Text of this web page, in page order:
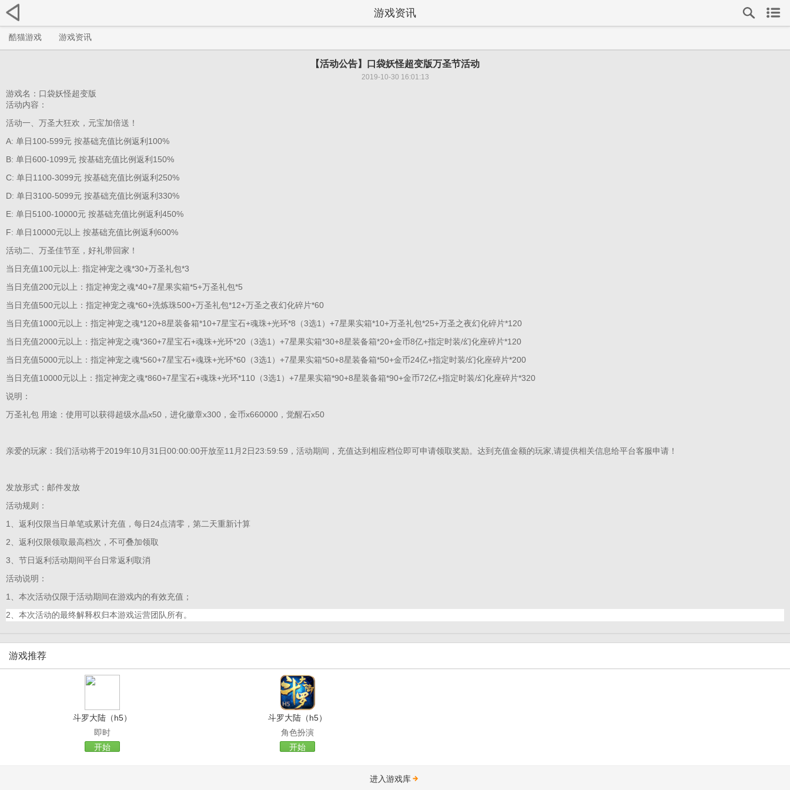
游戏资讯
酷猫游戏 游戏资讯
【活动公告】口袋妖怪超变版万圣节活动
2019-10-30 16:01:13
游戏名：口袋妖怪超变版
活动内容：
活动一、万圣大狂欢，元宝加倍送！
A: 单日100-599元 按基础充值比例返利100%
B: 单日600-1099元 按基础充值比例返利150%
C: 单日1100-3099元 按基础充值比例返利250%
D: 单日3100-5099元 按基础充值比例返利330%
E: 单日5100-10000元 按基础充值比例返利450%
F: 单日10000元以上 按基础充值比例返利600%
活动二、万圣佳节至，好礼带回家！
当日充值100元以上: 指定神宠之魂*30+万圣礼包*3
当日充值200元以上： 指定神宠之魂*40+7星果实箱*5+万圣礼包*5
当日充值500元以上： 指定神宠之魂*60+洗炼珠500+万圣礼包*12+万圣之夜幻化碎片*60
当日充值1000元以上： 指定神宠之魂*120+8星装备箱*10+7星宝石+魂珠+光环*8（3选1）+7星果实箱*10+万圣礼包*25+万圣之夜幻化碎片*120
当日充值2000元以上： 指定神宠之魂*360+7星宝石+魂珠+光环*20（3选1）+7星果实箱*30+8星装备箱*20+金币8亿+指定时装/幻化座碎片*120
当日充值5000元以上： 指定神宠之魂*560+7星宝石+魂珠+光环*60（3选1）+7星果实箱*50+8星装备箱*50+金币24亿+指定时装/幻化座碎片*200
当日充值10000元以上： 指定神宠之魂*860+7星宝石+魂珠+光环*110（3选1）+7星果实箱*90+8星装备箱*90+金币72亿+指定时装/幻化座碎片*320
说明：
万圣礼包 用途：使用可以获得超级水晶x50，进化徽章x300，金币x660000，觉醒石x50
亲爱的玩家：我们活动将于2019年10月31日00:00:00开放至11月2日23:59:59 ，活动期间，充值达到相应档位即可申请领取奖励。达到充值金额的玩家,请提供相关信息给平台客服申请！
发放形式：邮件发放
活动规则：
1、返利仅限当日单笔或累计充值，每日24点清零，第二天重新计算
2、返利仅限领取最高档次，不可叠加领取
3、节日返利活动期间平台日常返利取消
活动说明：
1、本次活动仅限于活动期间在游戏内的有效充值；
2、本次活动的最终解释权归本游戏运营团队所有。
游戏推荐
斗罗大陆（h5）
即时
开始
斗罗大陆（h5）
角色扮演
开始
进入游戏库